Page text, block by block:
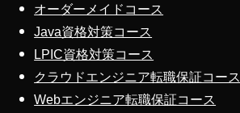
オーダーメイドコース
Java資格対策コース
LPIC資格対策コース
クラウドエンジニア転職保証コース
Webエンジニア転職保証コース